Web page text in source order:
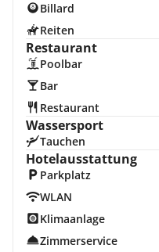
Billard
Reiten
Restaurant
Poolbar
Bar
Restaurant
Wassersport
Tauchen
Hotelausstattung
Parkplatz
WLAN
Klimaanlage
Zimmerservice